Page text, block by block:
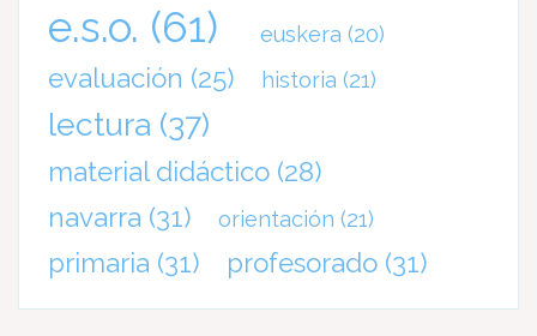
e.s.o. (61) euskera (20)
evaluación (25) historia (21)
lectura (37)
material didáctico (28)
navarra (31) orientación (21)
primaria (31) profesorado (31)